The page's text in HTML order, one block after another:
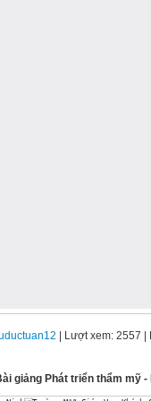
| Lượt xem: 2557
giảng Phát triển thẩm mỹ